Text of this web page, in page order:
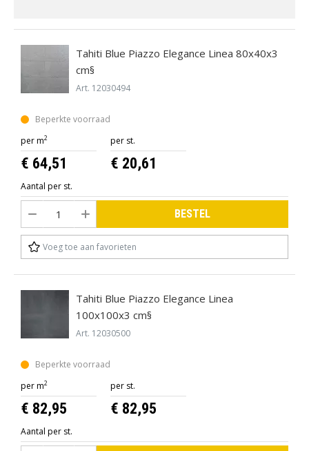
Tahiti Blue Piazzo Elegance Linea 80x40x3
cm§
Art. 12030494
Beperkte voorraad
per m2
€ 64,51
per st.
€ 20,61
Aantal per st.
BESTEL
Voeg toe aan favorieten
Tahiti Blue Piazzo Elegance Linea
100x100x3 cm§
Art. 12030500
Beperkte voorraad
per m2
€ 82,95
per st.
€ 82,95
Aantal per st.